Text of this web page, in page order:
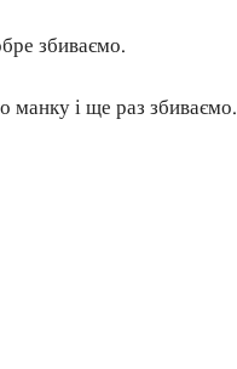
збиваємо.
манку і ще раз збиваємо.